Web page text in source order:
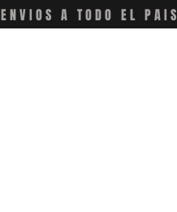
ENVIOS A TODO EL PAIS